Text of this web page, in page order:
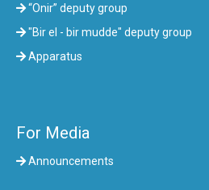
“Onir” deputy group
"Bir el - bir mudde" deputy group
Apparatus
For Media
Announcements